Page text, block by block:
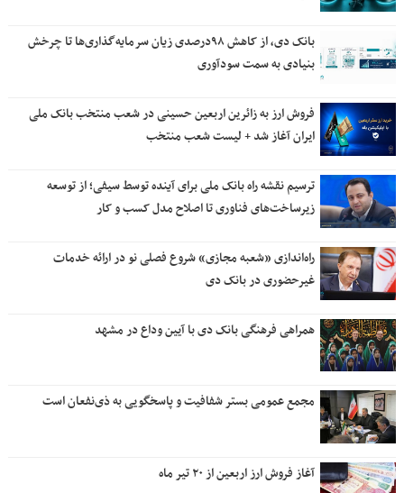
بانک دی، از کاهش ۹۸درصدی زیان سرمایه‌گذاری‌ها تا چرخش
بنیادی به سمت سودآوری
فروش ارز به زائرین اربعین حسینی در شعب منتخب بانک ملی
ایران آغاز شد + لیست شعب منتخب
ترسیم نقشه راه بانک ملی برای آینده توسط سیفی؛ از توسعه
زیرساخت‌های فناوری تا اصلاح مدل کسب و کار
راه‌اندازی «شعبه مجازی» شروع فصلی نو در ارائه خدمات
غیرحضوری در بانک دی
همراهی فرهنگی بانک دی با آیین وداع در مشهد
مجمع عمومی بستر شفافیت و پاسخگویی به ذی‌نفعان است
آغاز فروش ارز اربعین از ۲۰ تیر ماه